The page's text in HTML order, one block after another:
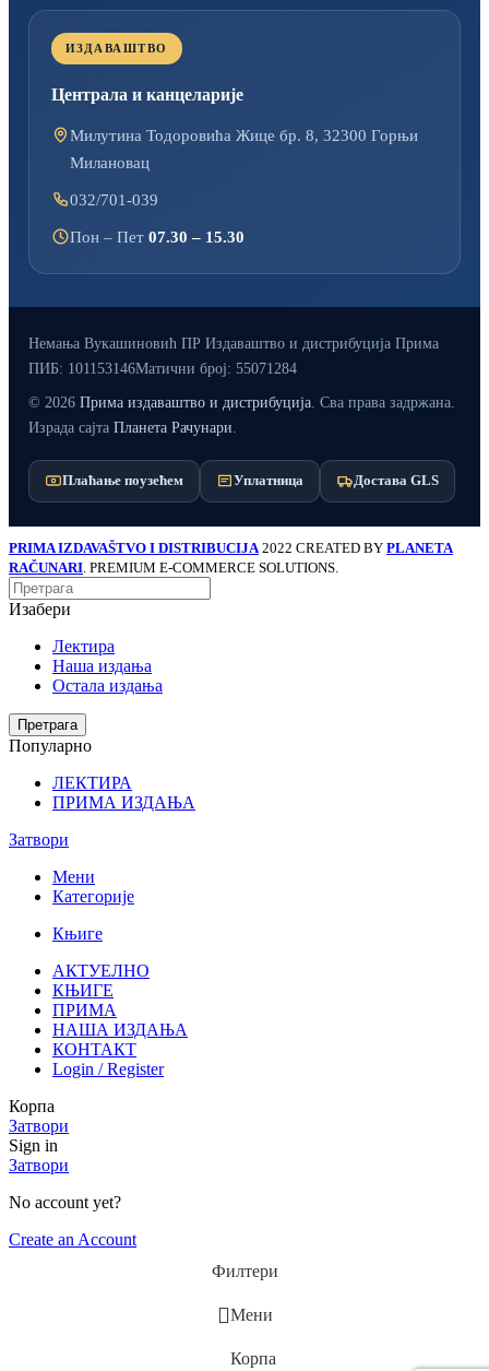
ИЗДАВАШТВО
Централа и канцеларије
Милутина Тодоровића Жице бр. 8, 32300 Горњи
Милановац
032/701-039
Пон – Пет 07.30 – 15.30
Немања Вукашиновић ПР Издаваштво и дистрибуција Прима
ПИБ: 101153146Матични број: 55071284
© 2026 Прима издаваштво и дистрибуција . Сва права задржана.
Израда сајта Планета Рачунари
Плаћање поузећем Уплатница Достава GLS
PRIMA IZDAVAŠTVO I DISTRIBUCIJA 2022 CREATED BY PLANETA
RAČUNARI . PREMIUM E-COMMERCE SOLUTIONS.
Изабери
Лектира
Наша издања
Остала издања
Претрага
Популарно
ЛЕКТИРА
ПРИМА ИЗДАЊА
Затвори
Мени
Категорије
Књиге
АКТУЕЛНО
КЊИГЕ
ПРИМА
НАША ИЗДАЊА
КОНТАКТ
Login / Register
Корпа
Затвори
Sign in
Затвори
No account yet?
Create an Account
Филтери
Мени
Корпа